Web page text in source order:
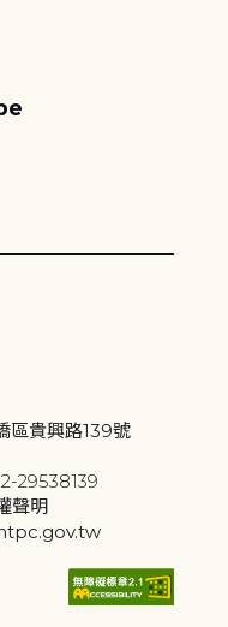
區貴興路139號
29538139
聲明